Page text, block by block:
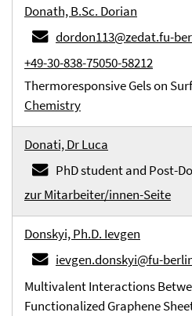
Donath, B.Sc. Dorian
dordon113@zedat.fu-
+49-30-838-75050-58212
Thermoresponsive Gels on
Chemistry
Donati, Dr Luca
PhD student and Post-
zur Mitarbeiter/innen-Seite
Donskyi, Ph.D. Ievgen
ievgen.donskyi@fu-
Multivalent Interactions
Functionalized Graphene